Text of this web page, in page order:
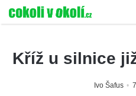
Kříž u silnice
Ivo Šafus